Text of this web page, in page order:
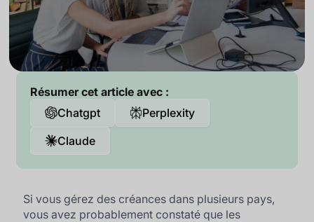
Résumer cet article avec :
Chatgpt
Perplexity
Claude
Si vous gérez des créances dans plusieurs pays,
vous avez probablement constaté que les